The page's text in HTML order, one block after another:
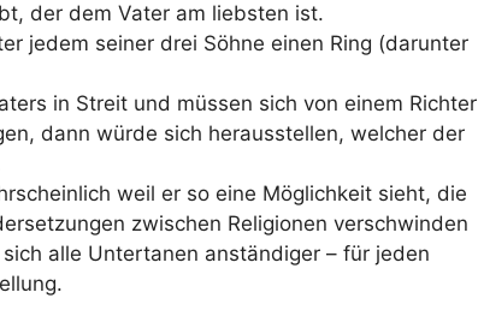
der dem Vater am liebsten ist.
jedem seiner drei Söhne einen Ring (darunter
in Streit und müssen sich von einem Richter
dann würde sich herausstellen, welcher der
weil er so eine Möglichkeit sieht, die
zwischen Religionen verschwinden
alle Untertanen anständiger – für jeden